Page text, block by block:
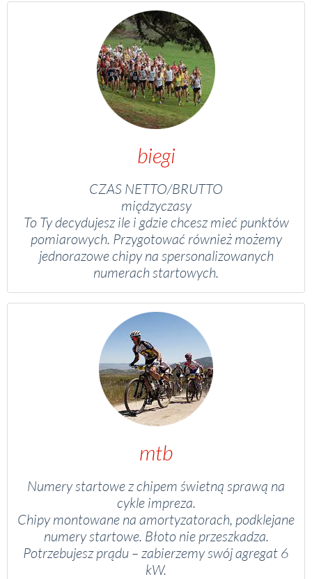
biegi
CZAS NETTO/BRUTTO
międzyczasy
To Ty decydujesz ile i gdzie chcesz mieć punktów
pomiarowych. Przygotować również możemy
jednorazowe chipy na spersonalizowanych
numerach startowych.
mtb
Numery startowe z chipem świetną sprawą na
cykle impreza.
Chipy montowane na amortyzatorach, podklejane
numery startowe. Błoto nie przeszkadza.
Potrzebujesz prądu – zabierzemy swój agregat 6
kW.